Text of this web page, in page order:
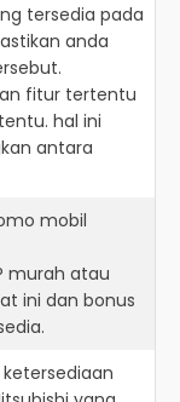
tersedia pada
anda
fitur tertentu
hal ini
antara
mobil
murah atau
ini dan bonus